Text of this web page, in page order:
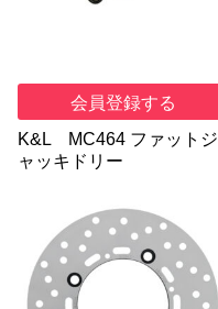
会員登録する
K&L MC464 ファットジ
ャッキドリー